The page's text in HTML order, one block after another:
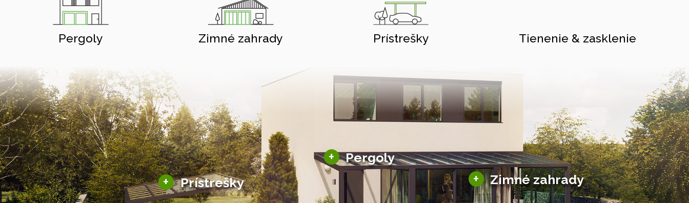
Pergoly Zimné zahrady Prístrešky Tienenie & zasklenie
+ Pergoly
Hliníkové pergoly
Bioklimatické pergoly
Altány a zastrešenie
Solárne pergoly
+ Zimné zahrady
Sezónne zimné záhrady
Hliníkové zimné záhrady
+ Prístrešky
Hliníkové prístrešky